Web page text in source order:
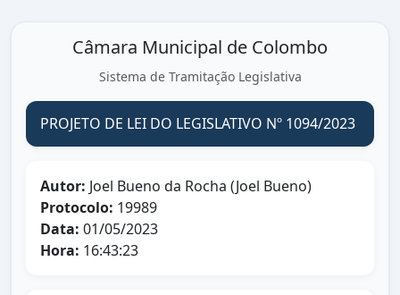
Câmara Municipal de Colombo
Sistema de Tramitação Legislativa
PROJETO DE LEI DO LEGISLATIVO Nº 1094/2023
Autor: Joel Bueno da Rocha (Joel Bueno)
Protocolo: 19989
Data: 01/05/2023
Hora: 16:43:23